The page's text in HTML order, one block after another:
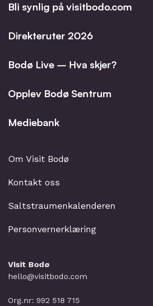
Bli synlig på visitbodo.com
Direkteruter 2026
Bodø Live – Hva skjer?
Opplev Bodø Sentrum
Mediebank
Om Visit Bodø
Kontakt oss
Saltstraumenkalenderen
Personvernerklæring
Visit Bodø
hello@visitbodo.com
Org.nr: 992 518 715